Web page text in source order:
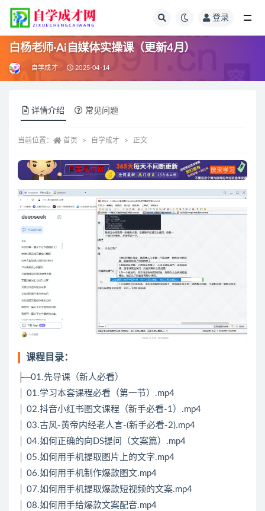
登录
白杨老师·Ai自媒体实操课（更新4月）
自学成才 2025-04-14
详情介绍 常见问题
当前位置： 首页 自学成才 正文
课程目录：
├─01.先导课（新人必看）
│ 01.学习本套课程必看（第一节）.mp4
│ 02.抖音小红书图文课程（新手必看-1）.mp4
│ 03.古风-黄帝内经老人言-(新手必看-2).mp4
│ 04.如何正确的向DS提问（文案篇）.mp4
│ 05.如何用手机提取图片上的文字.mp4
│ 06.如何用手机制作爆款图文.mp4
│ 07.如何用手机提取爆款短视频的文案.mp4
│ 08.如何用手给爆款文案配音.mp4